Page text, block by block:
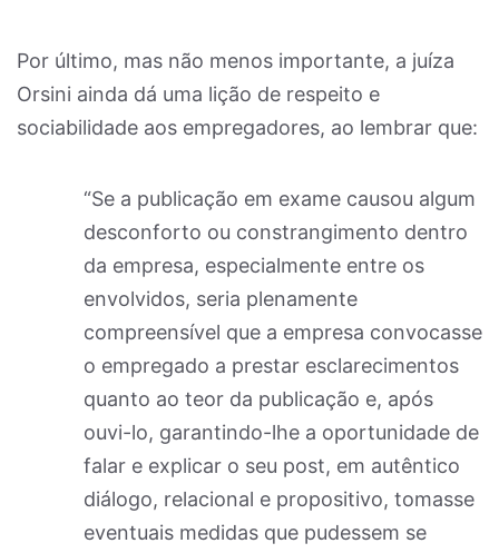
Por último, mas não menos importante, a juíza
Orsini ainda dá uma lição de respeito e
sociabilidade aos empregadores, ao lembrar que:
“Se a publicação em exame causou algum
desconforto ou constrangimento dentro
da empresa, especialmente entre os
envolvidos, seria plenamente
compreensível que a empresa convocasse
o empregado a prestar esclarecimentos
quanto ao teor da publicação e, após
ouvi-lo, garantindo-lhe a oportunidade de
falar e explicar o seu post, em autêntico
diálogo, relacional e propositivo, tomasse
eventuais medidas que pudessem se